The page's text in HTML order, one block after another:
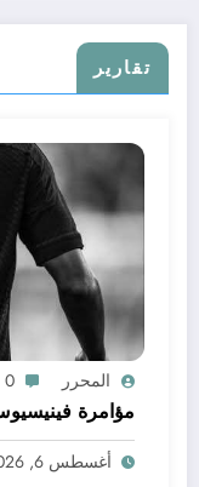
تقارير
المحرر 0
مؤامرة
أغسطس 6, 2026